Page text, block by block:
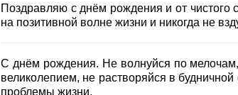
Поздравляю с днём рождения и от чистого
на позитивной волне жизни и никогда не
С днём рождения. Не волнуйся по
великолепием, не растворяйся в
проблемы жизни.